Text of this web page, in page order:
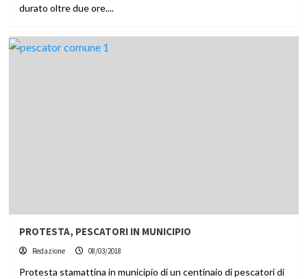
durato oltre due ore....
PROTESTA, PESCATORI IN MUNICIPIO
Redazione 08/03/2018
Protesta stamattina in municipio di un centinaio di pescatori di